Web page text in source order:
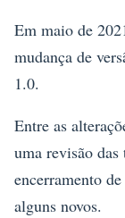
Em maio de
mudança de
1.0.
Entre as
uma revisão das
encerramento
alguns novos.